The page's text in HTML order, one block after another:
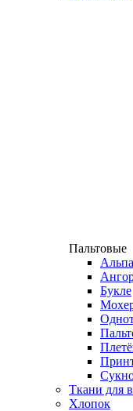
Пальтовые
Букле
Ткани для
Хлопок